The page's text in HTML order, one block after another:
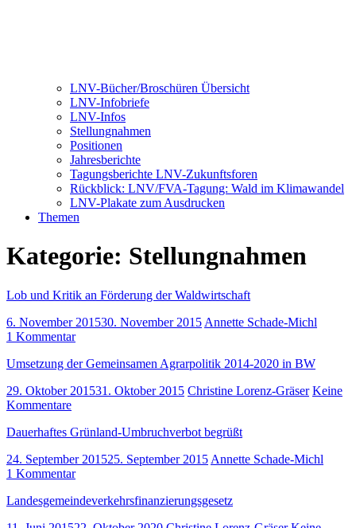
LNV-Bücher/Broschüren Übersicht
LNV-Infobriefe
LNV-Infos
Stellungnahmen
Positionen
Jahresberichte
Tagungsberichte LNV-Zukunftsforen
Rückblick: LNV/FVA-Tagung: Wald im Klimawandel
LNV-Plakate zum Ausdrucken
Themen
Kategorie: Stellungnahmen
Lob und Kritik an Förderung der Waldwirtschaft
6. November 201530. November 2015 Annette Schade-Michl
1 Kommentar
Umsetzung der Gemeinsamen Agrarpolitik 2014-2020 in BW
29. Oktober 201531. Oktober 2015 Christine Lorenz-Gräser Keine
Kommentare
Dauerhaftes Grünland-Umbruchverbot begrüßt
24. September 201525. September 2015 Annette Schade-Michl
1 Kommentar
Landesgemeindeverkehrsfinanzierungsgesetz